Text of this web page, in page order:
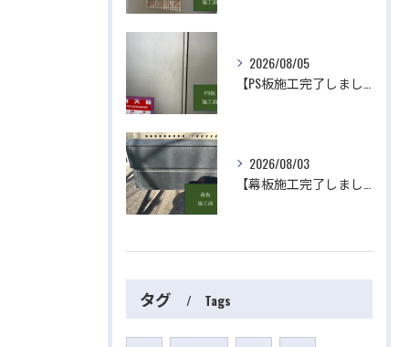
2026/08/05
2026/08/03
タグ Tags